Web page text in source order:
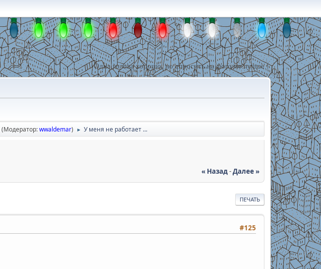
Одна голова хорошо, но спросить на форуме лучше !
(Модератор:wwaldemar) ► У меня не работает ...
« Назад-Далее »
ПЕЧАТЬ
#125